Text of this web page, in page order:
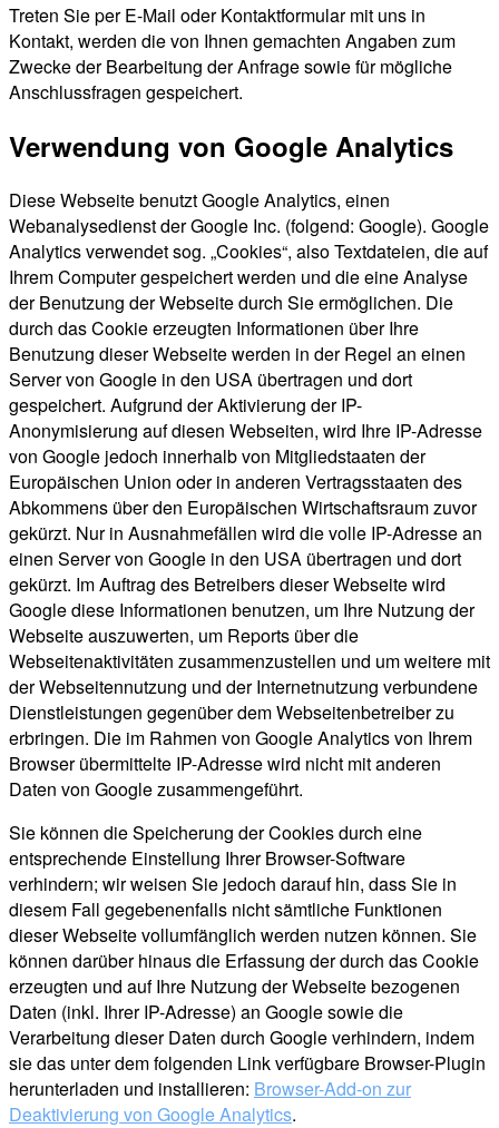
Treten Sie per E-Mail oder Kontaktformular mit uns in
Kontakt, werden die von Ihnen gemachten Angaben zum
Zwecke der Bearbeitung der Anfrage sowie für mögliche
Anschlussfragen gespeichert.
Verwendung von Google Analytics
Diese Webseite benutzt Google Analytics, einen
Webanalysedienst der Google Inc. (folgend: Google). Google
Analytics verwendet sog. „Cookies“, also Textdateien, die auf
Ihrem Computer gespeichert werden und die eine Analyse
der Benutzung der Webseite durch Sie ermöglichen. Die
durch das Cookie erzeugten Informationen über Ihre
Benutzung dieser Webseite werden in der Regel an einen
Server von Google in den USA übertragen und dort
gespeichert. Aufgrund der Aktivierung der IP-
Anonymisierung auf diesen Webseiten, wird Ihre IP-Adresse
von Google jedoch innerhalb von Mitgliedstaaten der
Europäischen Union oder in anderen Vertragsstaaten des
Abkommens über den Europäischen Wirtschaftsraum zuvor
gekürzt. Nur in Ausnahmefällen wird die volle IP-Adresse an
einen Server von Google in den USA übertragen und dort
gekürzt. Im Auftrag des Betreibers dieser Webseite wird
Google diese Informationen benutzen, um Ihre Nutzung der
Webseite auszuwerten, um Reports über die
Webseitenaktivitäten zusammenzustellen und um weitere mit
der Webseitennutzung und der Internetnutzung verbundene
Dienstleistungen gegenüber dem Webseitenbetreiber zu
erbringen. Die im Rahmen von Google Analytics von Ihrem
Browser übermittelte IP-Adresse wird nicht mit anderen
Daten von Google zusammengeführt.
Sie können die Speicherung der Cookies durch eine
entsprechende Einstellung Ihrer Browser-Software
verhindern; wir weisen Sie jedoch darauf hin, dass Sie in
diesem Fall gegebenenfalls nicht sämtliche Funktionen
dieser Webseite vollumfänglich werden nutzen können. Sie
können darüber hinaus die Erfassung der durch das Cookie
erzeugten und auf Ihre Nutzung der Webseite bezogenen
Daten (inkl. Ihrer IP-Adresse) an Google sowie die
Verarbeitung dieser Daten durch Google verhindern, indem
sie das unter dem folgenden Link verfügbare Browser-Plugin
herunterladen und installieren: Browser-Add-on zur
Deaktivierung von Google Analytics.